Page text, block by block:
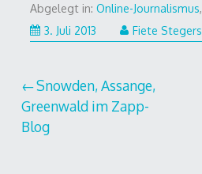
Abgelegt in: Online-Journalismus,
3. Juli 2013
Fiete Stegers
Beitragsnavigation
Snowden, Assange,
Greenwald im Zapp-
Blog